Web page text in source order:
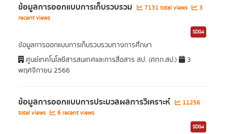
ข้อมูลการออกแบบการเก็บรวบรวม 7131 total views
3
recent views
SDG4
ข้อมูลการออกแบบการเก็บรวบรวมทางการศึกษา
ศูนย์เทคโนโลยีสารสนเทศและการสื่อสาร สป. (ศทก.สป.)
3
พฤศจิกายน 2566
ข้อมูลการออกแบบการประมวลผลการวิเคราะห์
11256
total views
6 recent views
SDG4